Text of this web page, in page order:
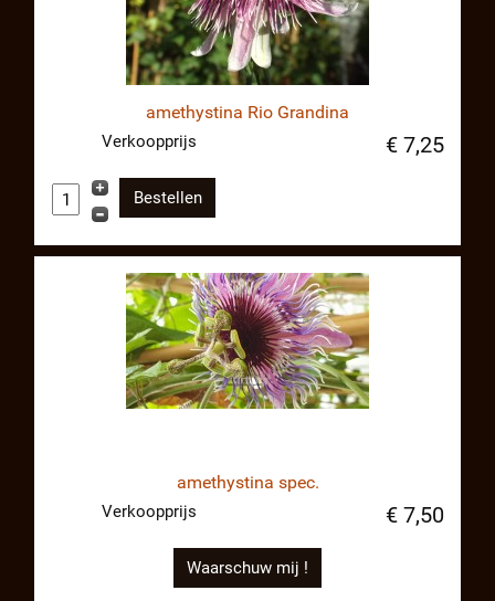
amethystina Rio Grandina
Verkoopprijs € 7,25
amethystina spec.
Verkoopprijs € 7,50
Waarschuw mij !